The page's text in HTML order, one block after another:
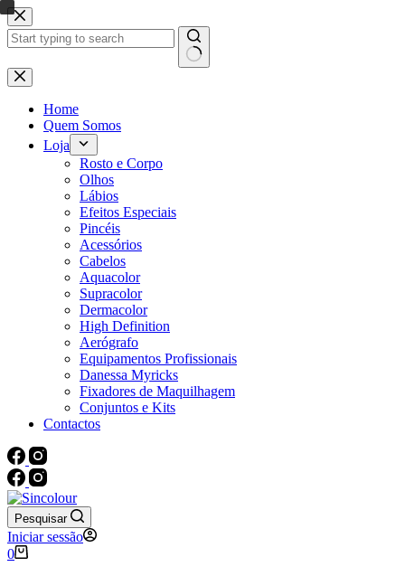
Pular
para
o
Sem
resultados
Home
Quem Somos
Loja
Rosto e Corpo
Olhos
Lábios
Efeitos Especiais
Pincéis
Acessórios
Cabelos
Aquacolor
Supracolor
Dermacolor
High Definition
Aerógrafo
Equipamentos Profissionais
Danessa Myricks
Fixadores de Maquilhagem
Conjuntos e Kits
Contactos
Pesquisar
Iniciar sessão
Carrinho
0